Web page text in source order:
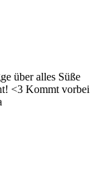
über alles Süße
<3 Kommt vorbei